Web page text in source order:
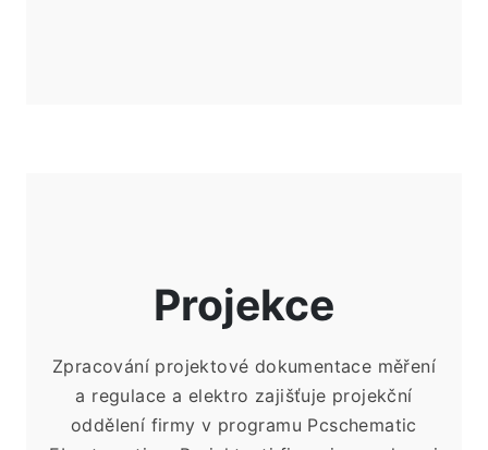
Projekce
Zpracování projektové dokumentace měření
a regulace a elektro zajišťuje projekční
oddělení firmy v programu Pcschematic